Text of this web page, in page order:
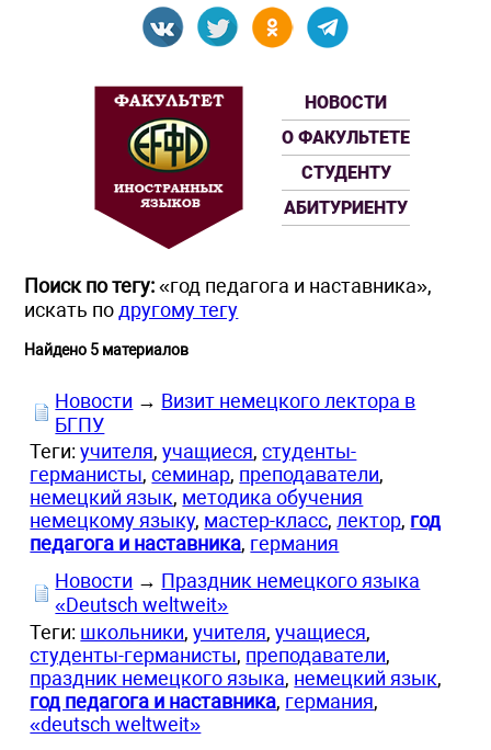
НОВОСТИ
О ФАКУЛЬТЕТЕ
СТУДЕНТУ
АБИТУРИЕНТУ
Поиск по тегу:«год педагога и наставника»,
искать по другому тегу
Найдено 5 материалов
Новости → Визит немецкого лектора в
БГПУ
Теги:учителя,учащиеся,студенты-
германисты,семинар, преподаватели,
немецкий язык, методика обучения
немецкому языку, мастер-класс, лектор, год
педагога и наставника, германия
Новости → Праздник немецкого языка
«Deutsch weltweit»
Теги: школьники,учителя,учащиеся,
студенты-германисты, преподаватели,
праздник немецкого языка, немецкий язык,
год педагога и наставника, германия,
«deutsch weltweit»